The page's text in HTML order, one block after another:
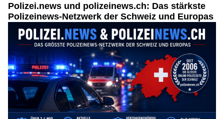
Polizei.news und polizeinews.ch: Das stärkste
Polizeinews-Netzwerk der Schweiz und Europas